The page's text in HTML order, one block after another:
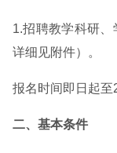
1.招聘教学科研
详细见附件）。
报名时间即日起至
二、基本条件